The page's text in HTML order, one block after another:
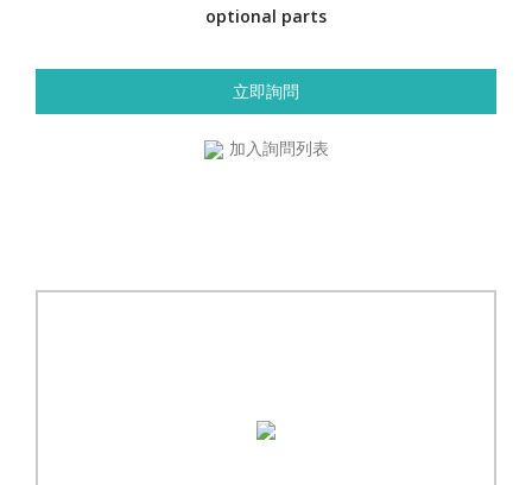
optional parts
立即詢問
加入詢問列表